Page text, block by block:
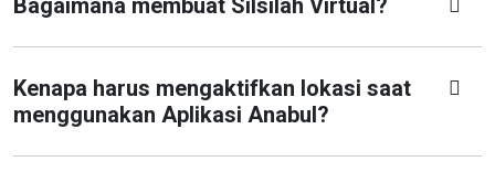
Bagaimana membuat Silsilah Virtual?
Kenapa harus mengaktifkan lokasi saat
menggunakan Aplikasi Anabul?